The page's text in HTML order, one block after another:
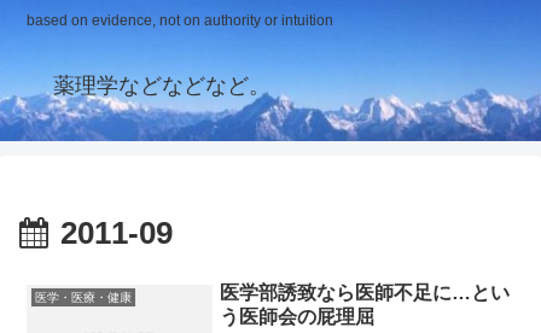
based on evidence, not on authority or intuition
薬理学などなどなど。
2011-09
医学・医療・健康
医学部誘致なら医師不足に…とい
う医師会の屁理屈